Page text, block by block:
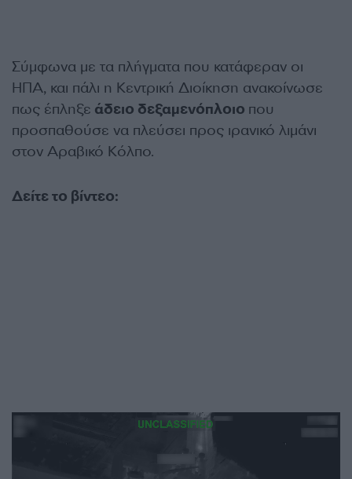
Σύμφωνα με τα πλήγματα που κατάφεραν οι
ΗΠΑ, και πάλι η Κεντρική Διοίκηση ανακοίνωσε
πως έπληξε άδειο δεξαμενόπλοιο που
προσπαθούσε να πλεύσει προς ιρανικό λιμάνι
στον Αραβικό Κόλπο.
Δείτε το βίντεο: